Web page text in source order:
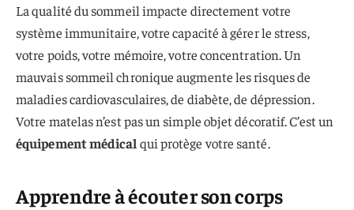
La qualité du sommeil impacte directement votre
système immunitaire, votre capacité à gérer le stress,
votre poids, votre mémoire, votre concentration. Un
mauvais sommeil chronique augmente les risques de
maladies cardiovasculaires, de diabète, de dépression.
Votre matelas n’est pas un simple objet décoratif. C’est un
équipement médical qui protège votre santé.
Apprendre à écouter son corps